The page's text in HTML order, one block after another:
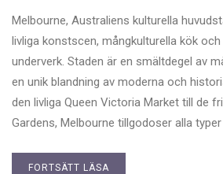
Melbourne, Australiens kulturella
livliga konstscen, mångkulturella kök
underverk. Staden är en smältdegel av
en unik blandning av moderna och
den livliga Queen Victoria Market till de
Gardens, Melbourne tillgodoser alla
FORTSÄTT LÄSA